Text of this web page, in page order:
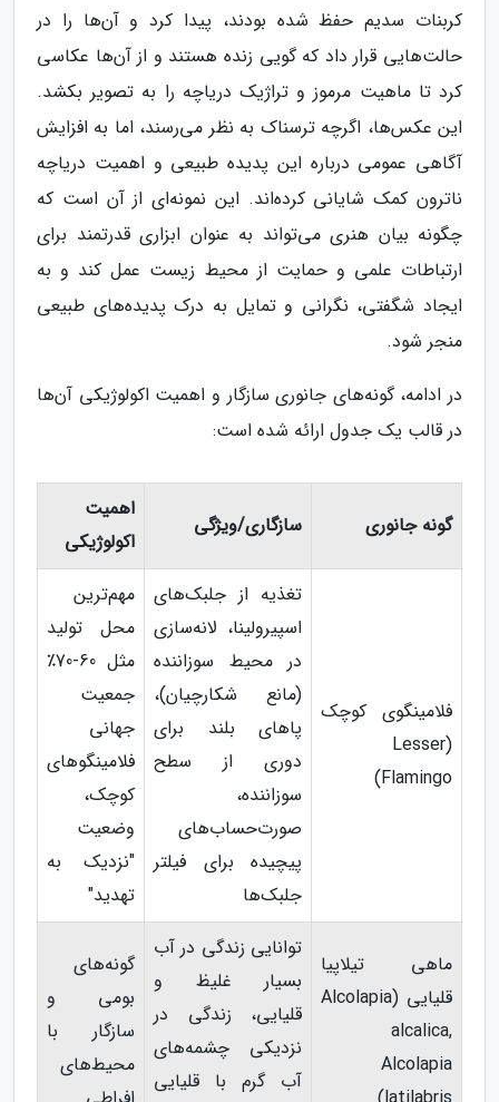
کربنات سدیم حفظ شده بودند، پیدا کرد و آن‌ها را در
حالت‌هایی قرار داد که گویی زنده هستند و از آن‌ها عکاسی
کرد تا ماهیت مرموز و تراژیک دریاچه را به تصویر بکشد.
این عکس‌ها، اگرچه ترسناک به نظر می‌رسند، اما به افزایش
آگاهی عمومی درباره این پدیده طبیعی و اهمیت دریاچه
ناترون کمک شایانی کرده‌اند. این نمونه‌ای از آن است که
چگونه بیان هنری می‌تواند به عنوان ابزاری قدرتمند برای
ارتباطات علمی و حمایت از محیط زیست عمل کند و به
ایجاد شگفتی، نگرانی و تمایل به درک پدیده‌های طبیعی
منجر شود.
در ادامه، گونه‌های جانوری سازگار و اهمیت اکولوژیکی آن‌ها
در قالب یک جدول ارائه شده است:
گونه جانوری سازگاری/ویژگی
اهمیت
اکولوژیکی
فلامینگوی کوچک
(Lesser
Flamingo)
تغذیه از جلبک‌های
اسپیرولینا، لانه‌سازی
در محیط سوزاننده
(مانع شکارچیان)،
پاهای بلند برای
دوری از سطح
سوزاننده،
صورت‌حساب‌های
پیچیده برای فیلتر
جلبک‌ها
مهم‌ترین
محل تولید
مثل 60-70٪
جمعیت
جهانی
فلامینگوهای
کوچک،
وضعیت
"نزدیک به
تهدید"
ماهی تیلاپیا
قلیایی (Alcolapia
alcalica,
Alcolapia
توانایی زندگی در آب
بسیار غلیظ و
قلیایی، زندگی در
نزدیکی چشمه‌های
آب گرم با قلیایی
گونه‌های
بومی و
سازگار با
محیط‌های